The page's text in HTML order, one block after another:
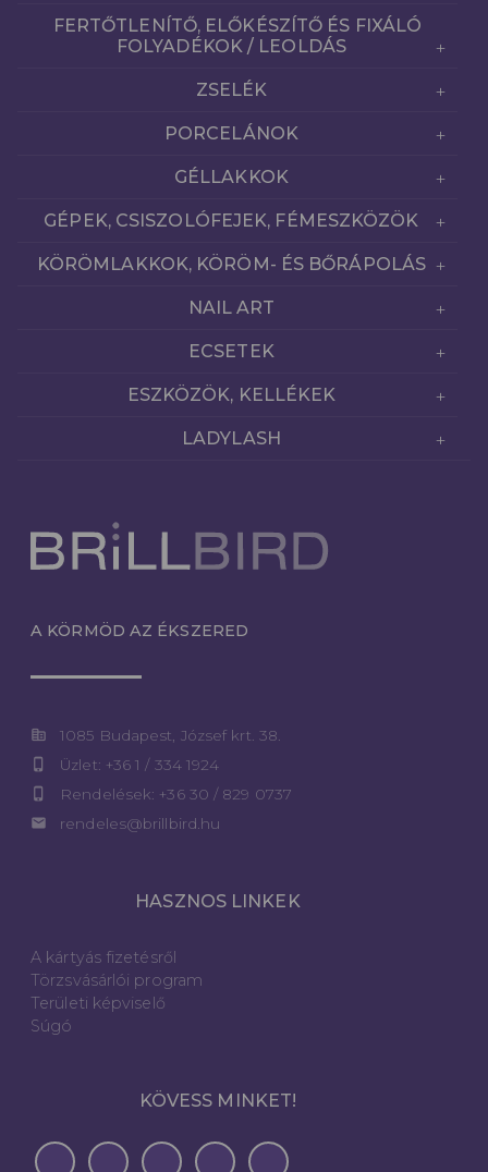
FERTŐTLENÍTŐ, ELŐKÉSZÍTŐ ÉS FIXÁLÓ
FOLYADÉKOK / LEOLDÁS
ZSELÉK
PORCELÁNOK
GÉLLAKKOK
GÉPEK, CSISZOLÓFEJEK, FÉMESZKÖZÖK
KÖRÖMLAKKOK, KÖRÖM- ÉS BŐRÁPOLÁS
NAIL ART
ECSETEK
ESZKÖZÖK, KELLÉKEK
LADYLASH
A KÖRMÖD AZ ÉKSZERED
corporate_fare 1085 Budapest, József krt. 38.
phone_iphone Üzlet: +36 1 / 334 1924
phone_iphone Rendelések: +36 30 / 829 0737
email rendeles@brillbird.hu
HASZNOS LINKEK
A kártyás fizetésről
Törzsvásárlói program
Területi képviselő
Súgó
KÖVESS MINKET!